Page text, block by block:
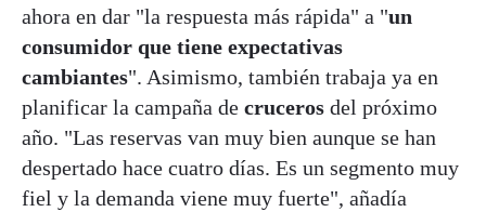
ahora en dar "la respuesta más rápida" a "un
consumidor que tiene expectativas
cambiantes". Asimismo, también trabaja ya en
planificar la campaña de cruceros del próximo
año. "Las reservas van muy bien aunque se han
despertado hace cuatro días. Es un segmento muy
fiel y la demanda viene muy fuerte", añadía